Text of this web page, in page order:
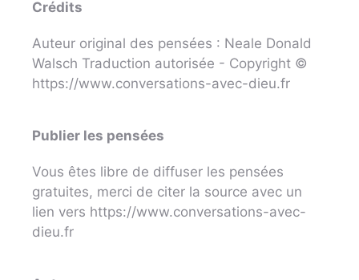
Crédits
Auteur original des pensées : Neale Donald
Walsch Traduction autorisée - Copyright ©
https://www.conversations-avec-dieu.fr
Publier les pensées
Vous êtes libre de diffuser les pensées
gratuites, merci de citer la source avec un
lien vers https://www.conversations-avec-
dieu.fr